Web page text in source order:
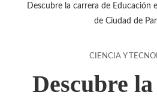
Descubre la carrera de Educación
de Ciudad de
CIENCIA Y
Descubre